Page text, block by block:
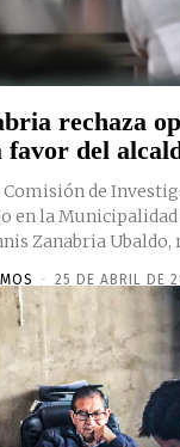
rechaza
favor del
de
en la
Zanabria Ubaldo,
- 25 DE ABRIL DE